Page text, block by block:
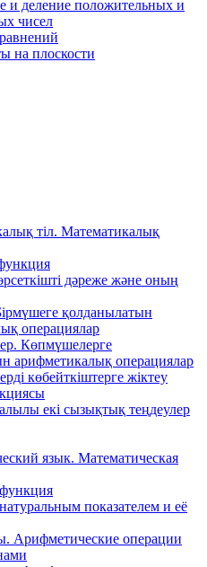
и деление положительных и
чисел
на плоскости
тіл. Математикалық
дәреже және оның
қолданылатын
операциялар
Көпмүшелерге
арифметикалық операциялар
көбейткіштерге жіктеу
екі сызықтық теңдеулер
язык. Математическая
показателем и её
Арифметические операции